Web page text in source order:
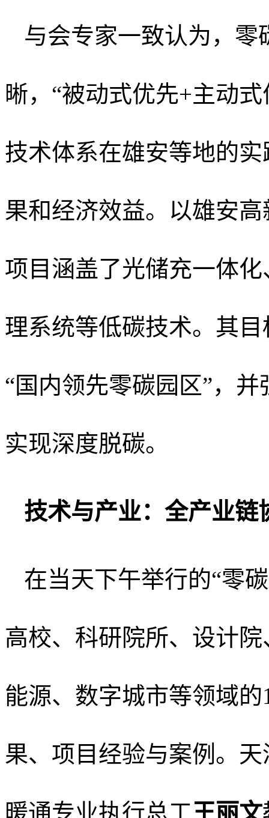
与会专家一致认为，
晰， “被动式优先+主动
技术体系在雄安等地的
果和经济效益。以雄安高
项目涵盖了光储充一体
理系统等低碳技术。其
‌“国内领先零碳园区”‌，
实现深度脱碳‌。
技术与产业：全产业链
在当天下午举行的“零
高校、科研院所、设计
能源、数字城市等领域
果、项目经验与案例。 天
暖通专业执行总工王丽文